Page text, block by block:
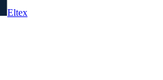
Eltex